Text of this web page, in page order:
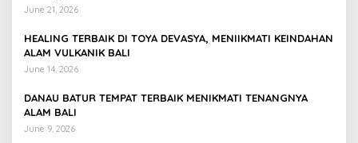
June 21, 2026
HEALING TERBAIK DI TOYA DEVASYA, MENIIKMATI KEINDAHAN
ALAM VULKANIK BALI
June 14, 2026
DANAU BATUR TEMPAT TERBAIK MENIKMATI TENANGNYA
ALAM BALI
June 9, 2026